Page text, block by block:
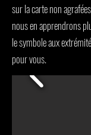
sur la carte non
nous en apprendrons
le symbole aux
pour vous.